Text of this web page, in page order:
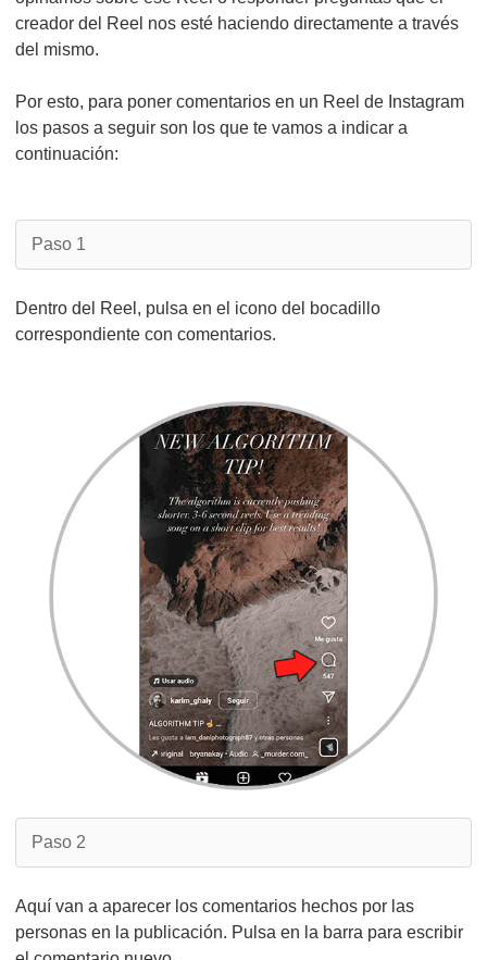
creador del Reel nos esté haciendo directamente a través
del mismo.
Por esto, para poner comentarios en un Reel de Instagram
los pasos a seguir son los que te vamos a indicar a
continuación:
Paso 1
Dentro del Reel, pulsa en el icono del bocadillo
correspondiente con comentarios.
Paso 2
Aquí van a aparecer los comentarios hechos por las
personas en la publicación. Pulsa en la barra para escribir